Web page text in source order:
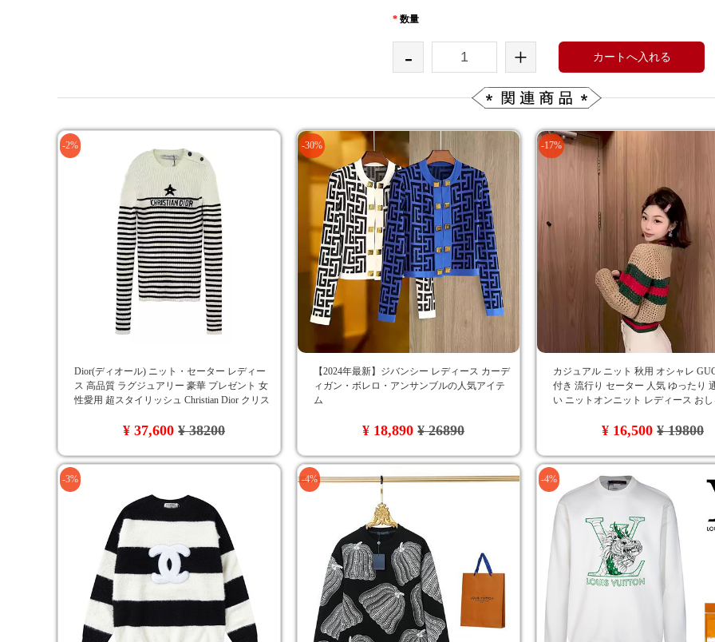
* 数量
- + カートへ入れる
-2%
Dior(ディオール) ニット・セーター レディー
ス 高品質 ラグジュアリー 豪華 プレゼント 女
性愛用 超スタイリッシュ Christian Dior クリス
¥ 37,600¥ 38200
-30%
【2024年最新】ジバンシー レディース カーデ
ィガン・ボレロ・アンサンブルの人気アイテ
ム
¥ 18,890¥ 26890
-17%
カジュアル ニット 秋用 オシャレ
付き 流行り セーター 人気 ゆったり
い ニットオンニット レディース お
¥ 16,500¥ 19800
-3% -4% -4%